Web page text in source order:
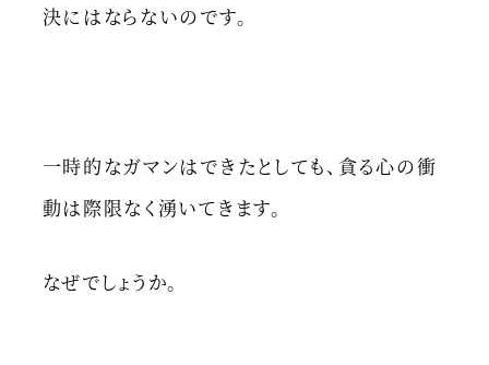
決にはならないのです。
一時的なガマンはできたとしても、貪る心の衝
動は際限なく湧いてきます。
なぜでしょうか。